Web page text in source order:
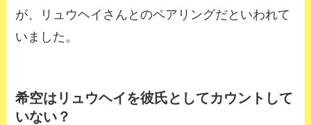
が、リュウヘイさんとのペアリングだといわれて
いました。
希空はリュウヘイを彼氏としてカウントして
いない？